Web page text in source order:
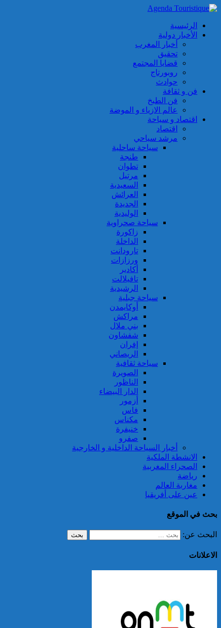
الرئيسية
الأخبار دولية
أخبار المغرب
تحقيق
قضايا المجتمع
روبورتاج
حوادث
فن و ثقافة
فن الطبخ
عالم الازياء و الموضة
اقتصاد و سياحة
اقتصاد
مرشد سياحي
سياحة ساحلية
طنجة
تطوان
مرتيل
السعيدية
العرائش
الجديدة
الوليدية
سياحة صحراوية
زاكورة
الداخلة
تارودانت
ورزازات
أكادير
تافيلالت
الرشيدية
سياحة جبلية
أوكايمدن
مراكش
بني ملال
شفشاون
إفران
الريصاني
سياحة ثقافية
الصويرة
الناظور
الدار البيضاء
أزمور
فاس
مكناس
خنيفرة
صفرو
أخبار السياحة الداخلية و الخارجية
الانشطة الملكية
الصحراء المغربية
رياضة
مغاربة العالم
عين على أفريقيا
بحث في الموقع
البحث عن:
الاعلانات